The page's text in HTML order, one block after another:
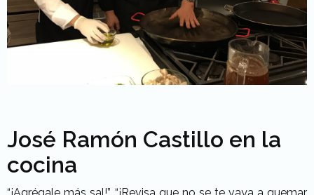
José Ramón Castillo en la
cocina
“¡Agrégale más sal!”, “¡Revisa que no se te vaya a quemar